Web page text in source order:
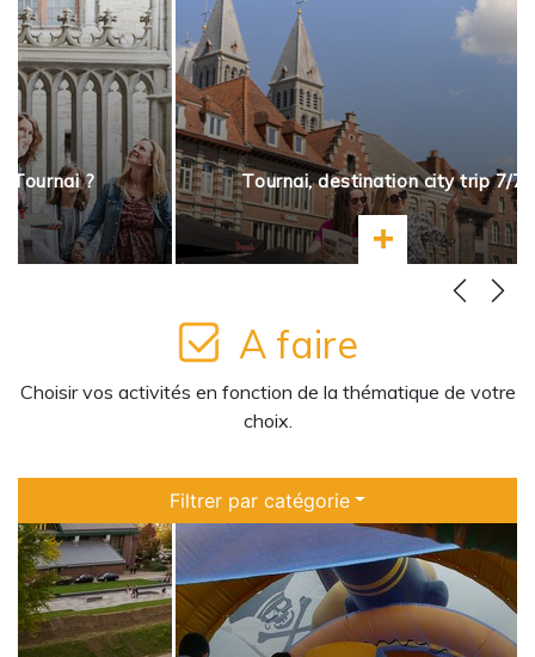
Tournai ?
plus
Tournai, destination city trip 7/7
En savoir plus
A faire
Choisir vos activités en fonction de la thématique de votre
choix.
Filtrer par catégorie